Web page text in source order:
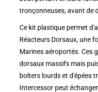
tronçonneuses, avant de
Ce kit plastique permet
Réacteurs Dorsaux, une
Marines aéroportés. Ces
dorsaux massifs mais
bolters lourds et d'épées
Intercessor peut